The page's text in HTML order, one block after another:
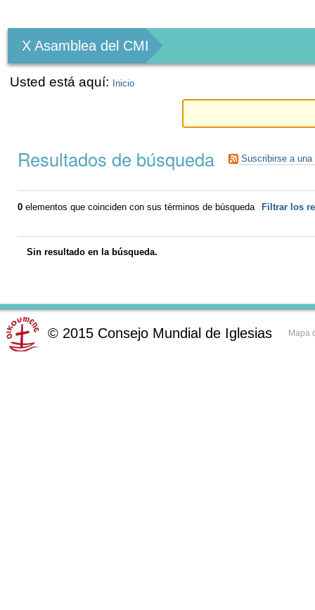
Personales
X Asamblea del CMI
Usted está aquí: Inicio
Resultados de búsqueda Suscribirse a
0elementos que coinciden con sus términos de búsqueda Filtrar los
Sin resultado en la búsqueda.
© 2015 Consejo Mundial de Iglesias Mapa